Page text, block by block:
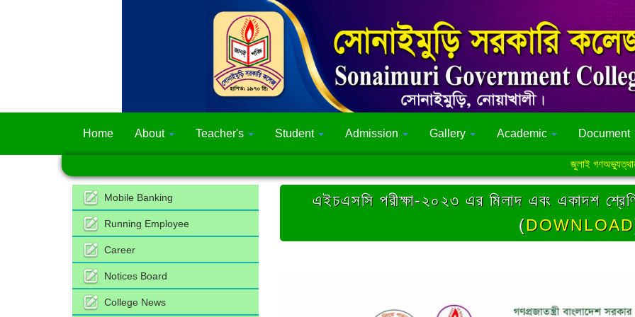
Home About Teacher's Student Admission Gallery Academic Document
জুলাই গণঅভ্যুত্থান
Mobile Banking
Running Employee
Career
Notices Board
College News
এইচএসসি পরীক্ষা-২০২৩ এর মিলাদ এবং একাদশ
(DOWNLOAD